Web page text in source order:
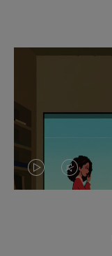
LA LE